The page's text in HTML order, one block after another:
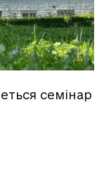
семінар